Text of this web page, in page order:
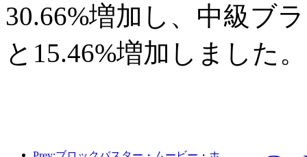
30.66%増加し、中級ブ
と15.46%増加しました。